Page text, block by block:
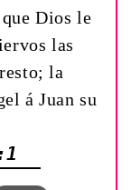
Dios le
las
la
á Juan su